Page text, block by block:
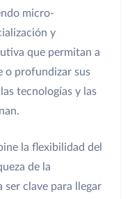
micro-
y
que permitan a
o profundizar sus
tecnologías y las
la flexibilidad del
de la
clave para llegar